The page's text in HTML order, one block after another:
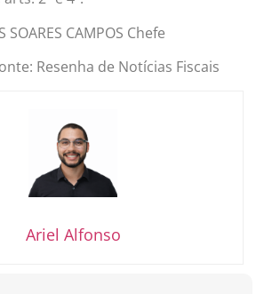
SOARES CAMPOS Chefe
Resenha de Notícias Fiscais
Ariel Alfonso